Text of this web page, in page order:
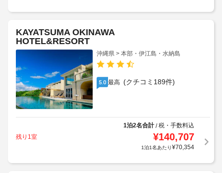
KAYATSUMA OKINAWA
HOTEL&RESORT
沖縄県 > 本部・伊江島・水納島
5.0 最高 (クチコミ189件)
1泊2名合計/税・手数料込
残り1室
¥140,707
1泊1名あたり¥70,354